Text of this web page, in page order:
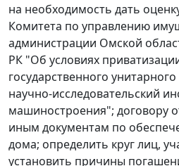
на необходимость дать
Комитета по управлению
администрации Омской
РК "Об условиях
государственного
научно-исследовательский
машиностроения"; договору
иным документам по
дома; определить круг лиц,
установить причины